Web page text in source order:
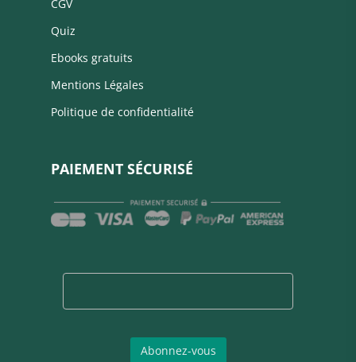
CGV
Quiz
Ebooks gratuits
Mentions Légales
Politique de confidentialité
PAIEMENT SÉCURISÉ